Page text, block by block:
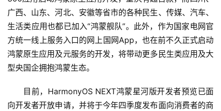
科
技
财
经
登录 注册
广西、山东、河北、安徽等省市的各种民生、传媒、汽车、
生活类应用也都已加入“鸿蒙舰队”。此外，作为国家电网官
方统一线上服务入口的网上国网App，也在前不久正式启动
鸿蒙原生应用及元服务的开发，将带动更多民生类应用及大
型央国企拥抱鸿蒙生态。
目前，HarmonyOS NEXT鸿蒙星河版开发者预览已面
向开发者开放申请，并将于今年四季度发布面向消费者的商